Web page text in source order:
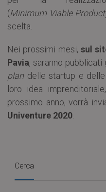
(Minimum Viable
scelta.
Nei prossimi mesi, sul
Pavia, saranno
plan delle startup e
loro idea
prossimo anno, vorrà
Univenture 2020
Cerca